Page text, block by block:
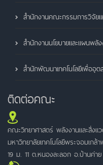
สำนักงานคณะกรรมการวิจัย
สำนักงานนโยบายและแผนพ
สำนักพัฒนาเทคโนโลยีเพื่ออุ
ติดต่อคณะ
คณะวิทยาศาสตร์ พลังงานและสิ่งแ
มหาวิทยาลัยเทคโนโลยีพระจอมเกล้
19 ม. 11 ต.หนองละลอก อ.บ้านค่าย